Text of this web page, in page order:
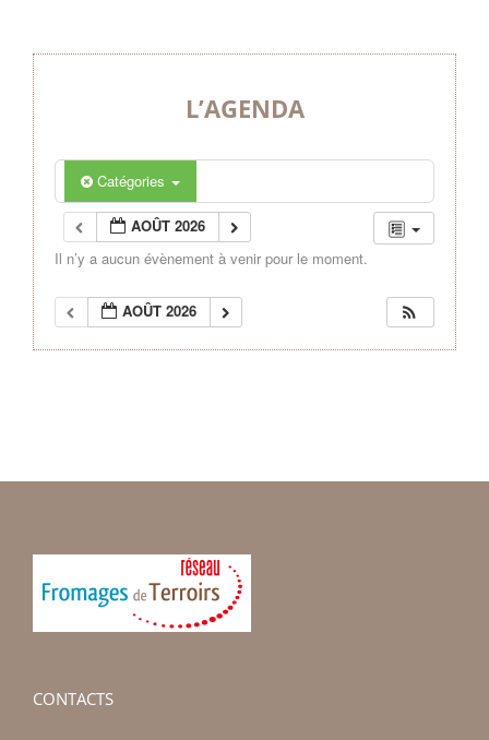
L’AGENDA
Catégories
AOÛT 2026
Il n’y a aucun évènement à venir pour le moment.
AOÛT 2026
CONTACTS